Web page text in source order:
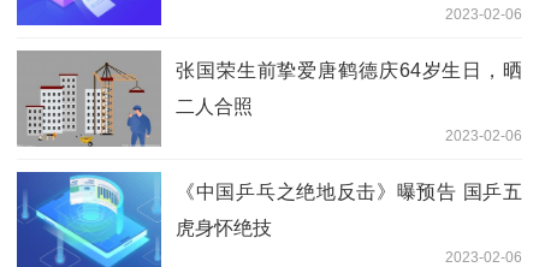
2023-02-06
张国荣生前挚爱唐鹤德庆64岁生日，晒
二人合照
2023-02-06
《中国乒乓之绝地反击》曝预告 国乒五
虎身怀绝技
2023-02-06